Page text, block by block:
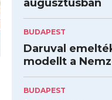
augusztusban
BUDAPEST
Daruval
modellt a
BUDAPEST